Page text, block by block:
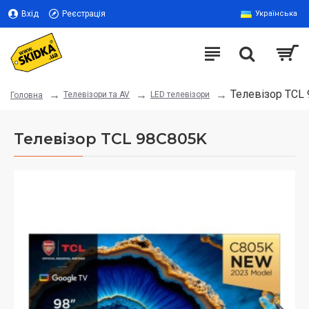
Вхід Реєстрація Українська
Головна Телевізори та AV LED телевізори Телевізор TCL
Телевізор TCL 98C805K